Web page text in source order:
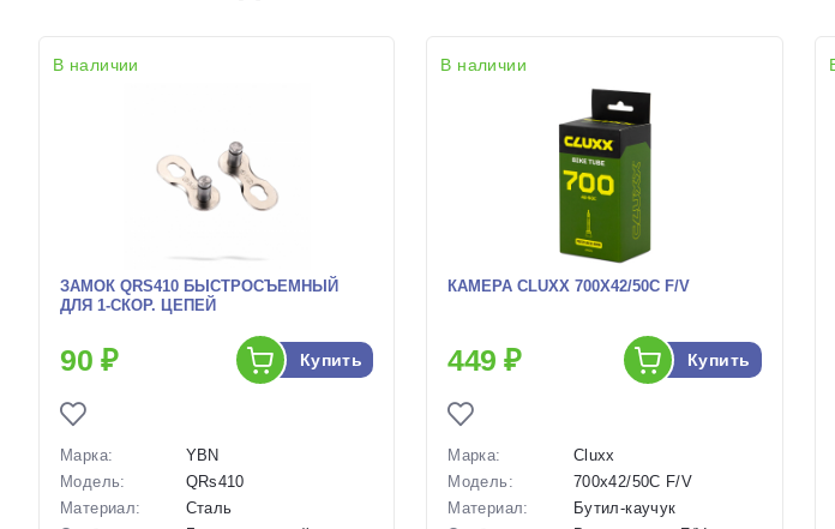
В наличии
ЗАМОК QRS410 БЫСТРОСЪЕМНЫЙ
ДЛЯ 1-СКОР. ЦЕПЕЙ
90 ₽ Купить
Марка:
YBN
Модель:
QRs410
Материал:
Сталь
В наличии
КАМЕРА CLUXX 700X42/50C F/V
449 ₽ Купить
Марка:
Cluxx
Модель:
700x42/50C F/V
Материал:
Бутил-каучук